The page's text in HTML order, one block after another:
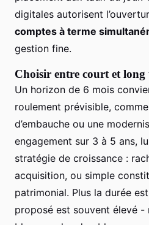
digitales autorisent
comptes à terme
gestion fine.
Choisir entre court et long
Un horizon de 6 mois
roulement prévisible,
d’embauche ou une
engagement sur 3 à 5 ans,
stratégie de croissance :
acquisition, ou simple
patrimonial. Plus la durée
proposé est souvent élevé